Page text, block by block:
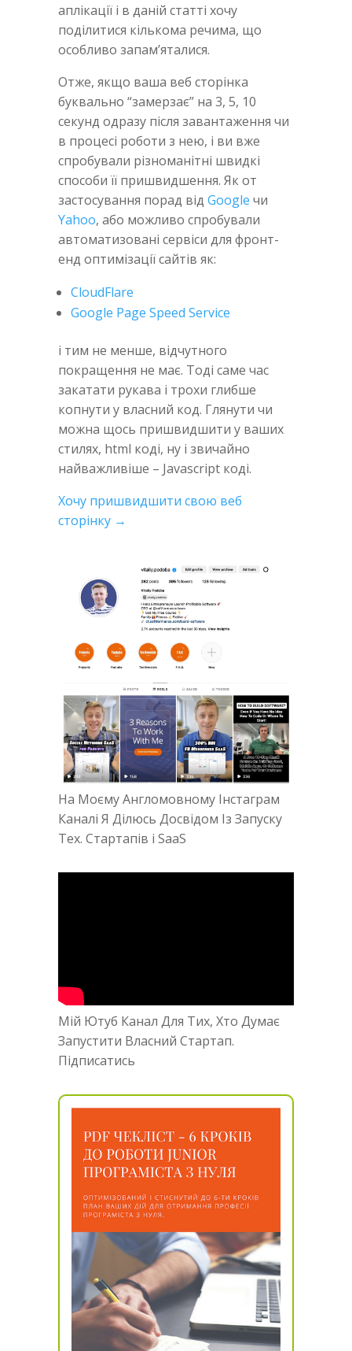
аплікації і в даній статті хочу
поділитися кількома речима, що
особливо запам’яталися.
Отже, якщо ваша веб сторінка
буквально “замерзає” на 3, 5, 10
секунд одразу після завантаження чи
в процесі роботи з нею, і ви вже
спробували різноманітні швидкі
способи її пришвидшення. Як от
застосування порад від Google чи
Yahoo, або можливо спробували
автоматизовані сервіси для фронт-
енд оптимізації сайтів як:
CloudFlare
Google Page Speed Service
і тим не менше, відчутного
покращення не має. Тоді саме час
закатати рукава і трохи глибше
копнути у власний код. Глянути чи
можна щось пришвидшити у ваших
стилях, html коді, ну і звичайно
найважливіше – Javascript коді.
Хочу пришвидшити свою веб
сторінку →
На Моєму Англомовному Інстаграм
Каналі Я Ділюсь Досвідом Із Запуску
Тех. Стартапів і SaaS
Мій Ютуб Канал Для Тих, Хто Думає
Запустити Власний Стартап.
Підписатись